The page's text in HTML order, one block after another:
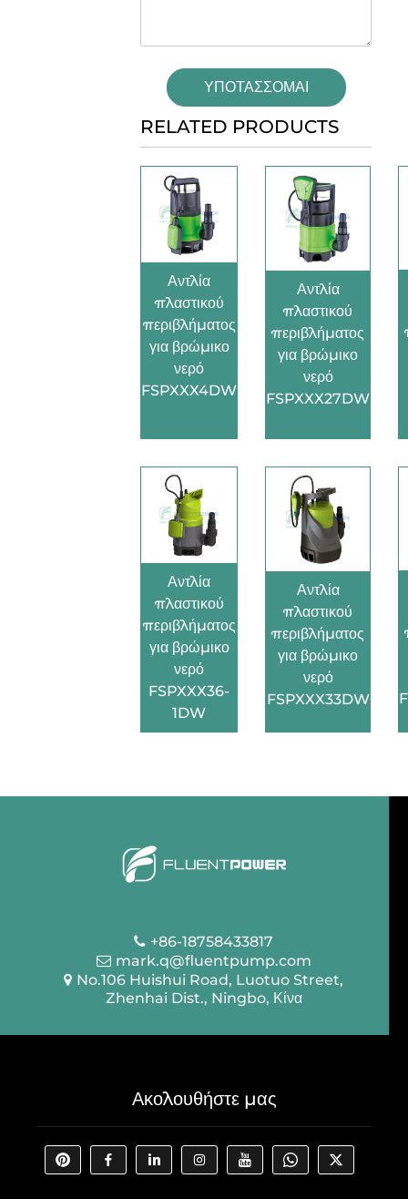
ΥΠΟΤΆΣΣΟΜΑΙ
RELATED PRODUCTS
Αντλία
πλαστικού
περιβλήματος
για βρώμικο
νερό
FSPXXX4DW
Αντλία
πλαστικού
περιβλήματος
για βρώμικο
νερό
FSPXXX27DW
Αντλία
πλαστικού
περιβλήματος
για βρώμικο
νερό
FSPXXX36-
1DW
Αντλία
πλαστικού
περιβλήματος
για βρώμικο
νερό
FSPXXX33DW
+86-18758433817
mark.q@fluentpump.com
No.106 Huishui Road, Luotuo Street,
Zhenhai Dist., Ningbo, Κίνα
Ακολουθήστε μας